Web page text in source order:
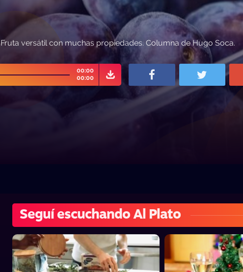
versátil con muchas propiedades. Columna de Hugo Soca.
00:00
00:00
Seguí escuchando Al Plato